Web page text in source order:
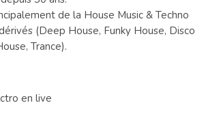
de la House Music & Techno
(Deep House, Funky House, Disco
Trance).
en live